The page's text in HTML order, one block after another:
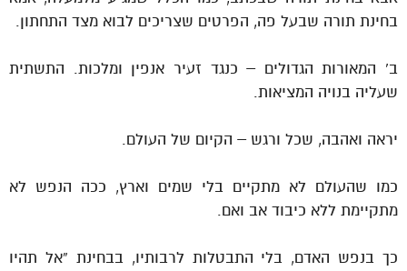
בחינת תורה שבעל פה, הפרטים שצריכים לבוא מצד התחתון.
ב’ המאורות הגדולים – כנגד זעיר אנפין ומלכות. התשתית
שעליה בנויה המציאות.
יראה ואהבה, שכל ורגש – הקיום של העולם.
כמו שהעולם לא מתקיים בלי שמים וארץ, ככה הנפש לא
מתקיימת ללא כיבוד אב ואם.
כך בנפש האדם, בלי התבטלות לרבותיו, בבחינת “אל תהיו